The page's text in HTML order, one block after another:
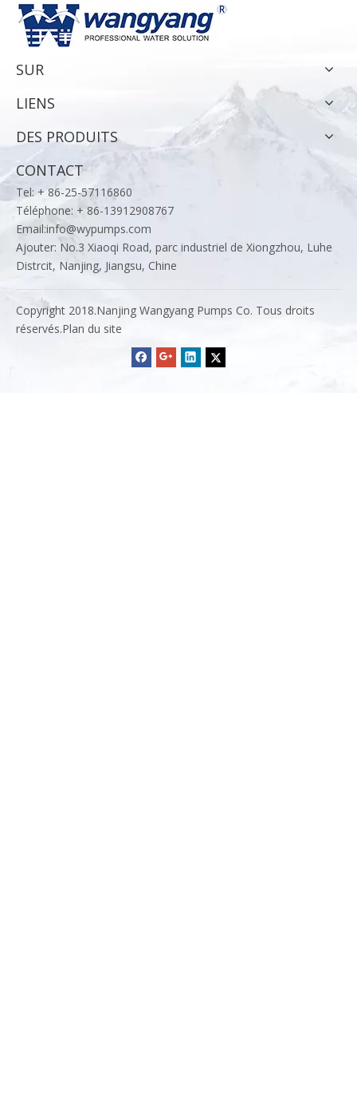
SUR
LIENS
DES PRODUITS
CONTACT
Tel: + 86-25-57116860
Téléphone: + 86-13912908767
Email:info@wypumps.com
Ajouter: No.3 Xiaoqi Road, parc industriel de Xiongzhou, Luhe
Distrcit, Nanjing, Jiangsu, Chine
Copyright 2018.Nanjing Wangyang Pumps Co. Tous droits
réservés.Plan du site